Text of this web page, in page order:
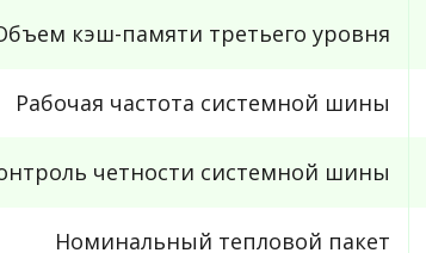
кэш-памяти третьего уровня
Рабочая частота системной шины
четности системной шины
Номинальный тепловой пакет